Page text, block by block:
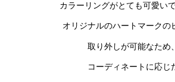
カラーリングがとても可愛い
オリジナルのハートマークの
取り外しが可能なため、
コーディネートに応じ